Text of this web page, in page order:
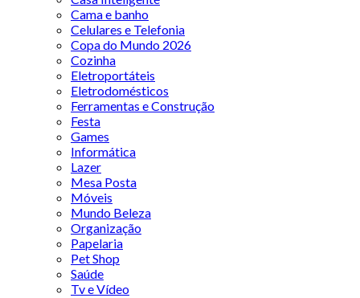
Cama e banho
Celulares e Telefonia
Copa do Mundo 2026
Cozinha
Eletroportáteis
Eletrodomésticos
Ferramentas e Construção
Festa
Games
Informática
Lazer
Mesa Posta
Móveis
Mundo Beleza
Organização
Papelaria
Pet Shop
Saúde
Tv e Vídeo